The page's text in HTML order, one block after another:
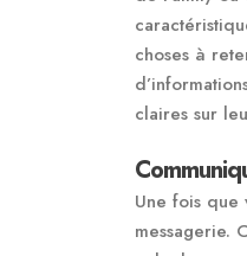
choses à
claires sur
Une fois que
messagerie.